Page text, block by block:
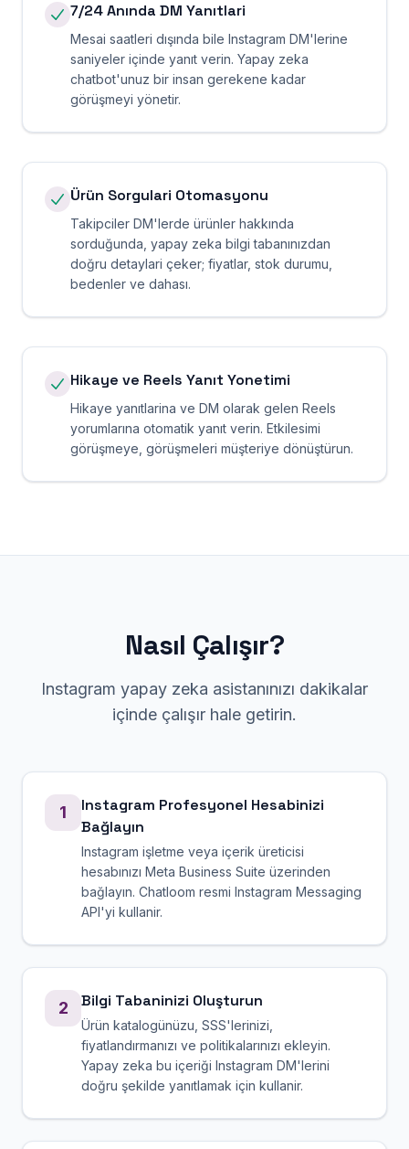
7/24 Anında DM Yanıtlari
Mesai saatleri dışında bile Instagram DM'lerine
saniyeler içinde yanıt verin. Yapay zeka
chatbot'unuz bir insan gerekene kadar
görüşmeyi yönetir.
Ürün Sorgulari Otomasyonu
Takipciler DM'lerde ürünler hakkında
sorduğunda, yapay zeka bilgi tabanınızdan
doğru detaylari çeker; fiyatlar, stok durumu,
bedenler ve dahası.
Hikaye ve Reels Yanıt Yonetimi
Hikaye yanıtlarina ve DM olarak gelen Reels
yorumlarına otomatik yanıt verin. Etkilesimi
görüşmeye, görüşmeleri müşteriye dönüştürun.
Nasıl Çalışır?
Instagram yapay zeka asistanınızı dakikalar
içinde çalışır hale getirin.
1
Instagram Profesyonel Hesabinizi
Bağlayın
Instagram işletme veya içerik üreticisi
hesabınızı Meta Business Suite üzerinden
bağlayın. Chatloom resmi Instagram Messaging
API'yi kullanir.
2 Bilgi Tabaninizi Oluşturun
Ürün katalogünüzu, SSS'lerinizi,
fiyatlandırmanızı ve politikalarınızı ekleyin.
Yapay zeka bu içeriği Instagram DM'lerini
doğru şekilde yanıtlamak için kullanir.